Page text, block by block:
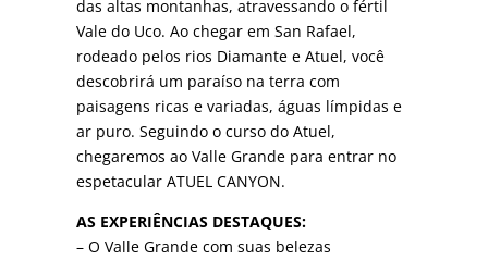
das altas montanhas, atravessando o fértil
Vale do Uco. Ao chegar em San Rafael,
rodeado pelos rios Diamante e Atuel, você
descobrirá um paraíso na terra com
paisagens ricas e variadas, águas límpidas e
ar puro. Seguindo o curso do Atuel,
chegaremos ao Valle Grande para entrar no
espetacular ATUEL CANYON.
AS EXPERIÊNCIAS DESTAQUES:
– O Valle Grande com suas belezas